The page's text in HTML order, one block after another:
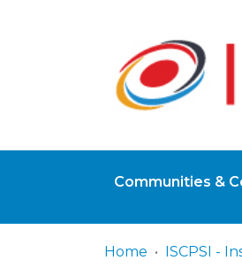
Communities &
Home